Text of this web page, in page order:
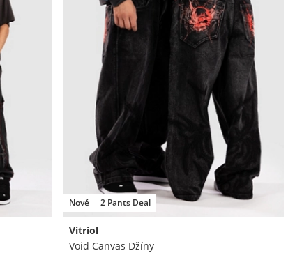
Nové 2 Pants Deal
Vitriol
Void Canvas Džíny